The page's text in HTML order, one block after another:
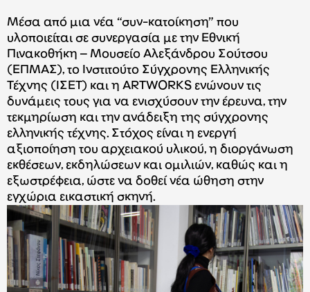
Μέσα από μια νέα “συν-κατοίκηση” που
υλοποιείται σε συνεργασία με την Εθνική
Πινακοθήκη – Μουσείο Αλεξάνδρου Σούτσου
(ΕΠΜΑΣ), το Ινστιτούτο Σύγχρονης Ελληνικής
Τέχνης (ΙΣΕΤ) και η ARTWORKS ενώνουν τις
δυνάμεις τους για να ενισχύσουν την έρευνα, την
τεκμηρίωση και την ανάδειξη της σύγχρονης
ελληνικής τέχνης. Στόχος είναι η ενεργή
αξιοποίηση του αρχειακού υλικού, η διοργάνωση
εκθέσεων, εκδηλώσεων και ομιλιών, καθώς και η
εξωστρέφεια, ώστε να δοθεί νέα ώθηση στην
εγχώρια εικαστική σκηνή.